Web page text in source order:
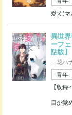
愛犬(マ
異世
ーフ
話版】
一花ハ
青年
【収録
目が覚